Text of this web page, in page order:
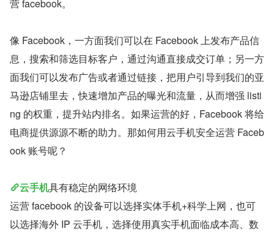
营 facebook。
像 Facebook，一方面我们可以在 Facebook 上发布产品信
息，搜索和筛选目标客户，通过沟通直接成交订单；另一方
面我们可以发布广告或者通过链接，把用户引导到我们的亚
马逊店铺里去，快速增加产品的曝光和流量，从而增强 listi
ng 的权重，提升站内排名。如果运营的好，Facebook 将给
电商提供源源不断的助力。那如何用云手机安全运营 Faceb
ook 账号呢？
云手机具有稳定的网络环境
运营 facebook 的设备可以选择实体手机+科学上网，也可
以选择海外 IP 云手机，选择使用真实手机面临成本高、数